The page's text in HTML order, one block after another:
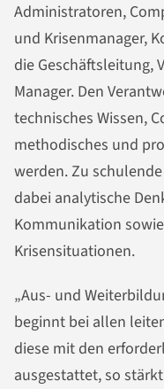
Administratoren,
und Krisenmanager,
die Geschäftsleitung,
Manager. Den
technisches Wissen,
methodisches und
werden. Zu
dabei analytische
Kommunikation
Krisensituationen.
„Aus- und
beginnt bei allen
diese mit den
ausgestattet, so